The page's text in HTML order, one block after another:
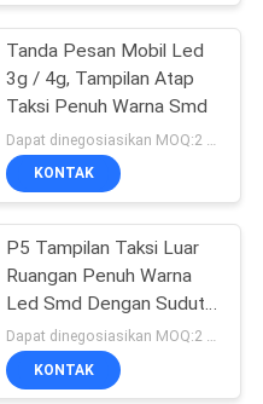
Penuh
34
Tanda Pesan Mobil Led
3g / 4g, Tampilan Atap
Taksi Penuh Warna Smd
KONTAK
P5 Tampilan Taksi Luar
Ruangan Penuh Warna
Led Smd Dengan Sudut
Pandang Lebar
Dapat dinegosiasikan MOQ:2 buah
KONTAK